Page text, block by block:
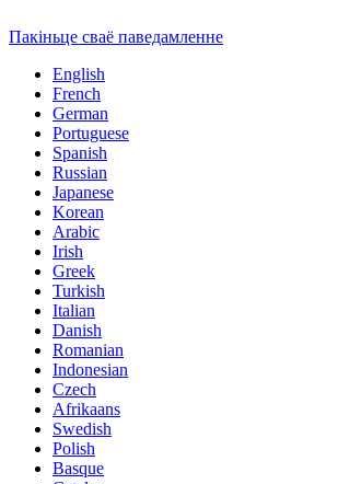
Пакіньце сваё паведамленне
English
French
German
Portuguese
Spanish
Russian
Japanese
Korean
Arabic
Irish
Greek
Turkish
Italian
Danish
Romanian
Indonesian
Czech
Afrikaans
Swedish
Polish
Basque